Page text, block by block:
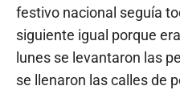
festivo nacional seguía
siguiente igual porque
lunes se levantaron las
se llenaron las calles de